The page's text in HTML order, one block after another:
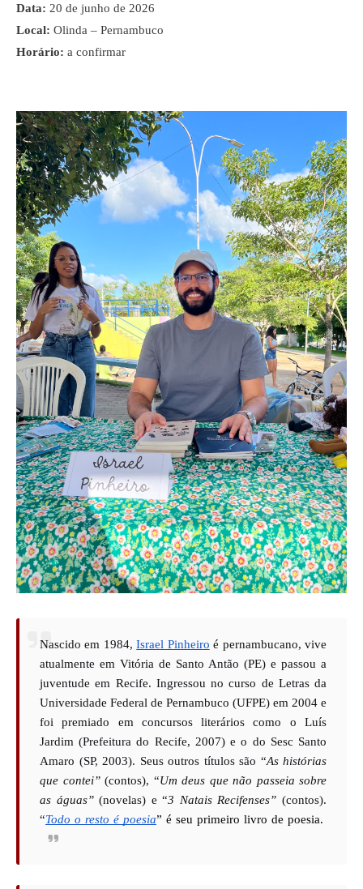
Data: 20 de junho de 2026
Local: Olinda – Pernambuco
Horário: a confirmar
Nascido em 1984, Israel Pinheiro é pernambucano, vive
atualmente em Vitória de Santo Antão (PE) e passou a
juventude em Recife. Ingressou no curso de Letras da
Universidade Federal de Pernambuco (UFPE) em 2004 e
foi premiado em concursos literários como o Luís
Jardim (Prefeitura do Recife, 2007) e o do Sesc Santo
Amaro (SP, 2003). Seus outros títulos são “As histórias
que contei” (contos), “Um deus que não passeia sobre
as águas” (novelas) e “3 Natais Recifenses” (contos).
“Todo o resto é poesia” é seu primeiro livro de poesia.